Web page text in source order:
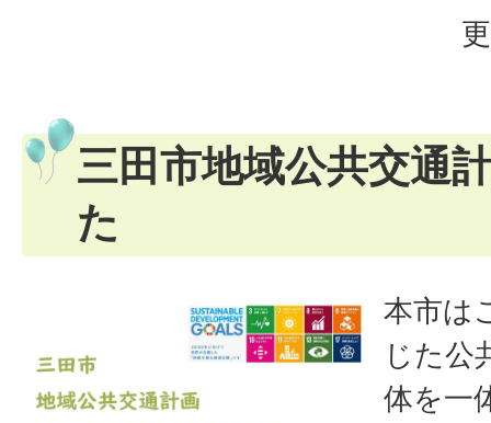
三田市地域公共交通
た
本市は
じた公
体を一